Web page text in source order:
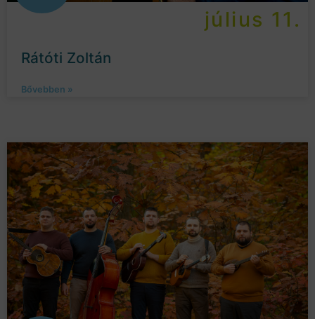
július 11.
Rátóti Zoltán
Bővebben »